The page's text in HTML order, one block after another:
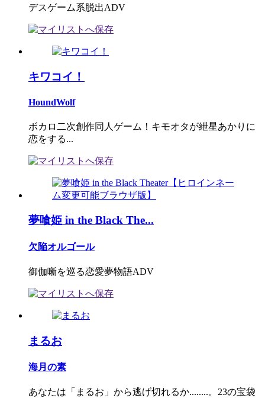
デスゲーム系脱出ADV
キワコイ！
HoundWolf
ボカロ二次創作同人ゲーム！キモオタが紲星あかりに
恋をする...
夢喰姫 in the Black The...
欠陥オルゴール
御伽噺を巡る恋愛夢物語ADV
まるお
海月の素
あなたは「まるお」から逃げ切れるか........。23の宝袋